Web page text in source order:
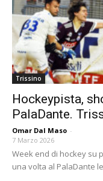
Trissino
Hockeypista,
PalaDante.
Omar Dal Maso -
7 Marzo 2026
Week end di hockey su
una volta al PalaDante